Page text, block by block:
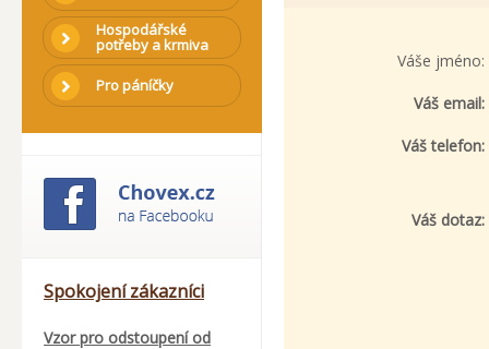
Hospodářské
potřeby a krmiva
Pro páníčky
Spokojení zákazníci
Vzor pro odstoupení od
Váše jméno:
Váš email:
Váš telefon:
Váš dotaz: